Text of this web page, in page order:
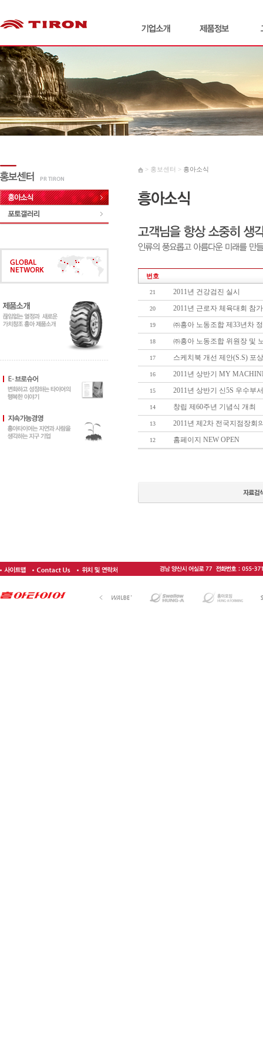
> 홍보센터 > 흥아소식
번호
21 2011년 건강검진 실시
20 2011년 근로자 체육대회 참가
19 ㈜흥아 노동조합 제33년차
18 ㈜흥아 노동조합 위원장 및
17 스케치북 개선 제안(S.S) 포
16 2011년 상반기 MY
15 2011년 상반기 신5S 우수부
14 창립 제60주년 기념식 개최
13 2011년 제2차 전국지점장회
12 홈페이지 NEW OPEN